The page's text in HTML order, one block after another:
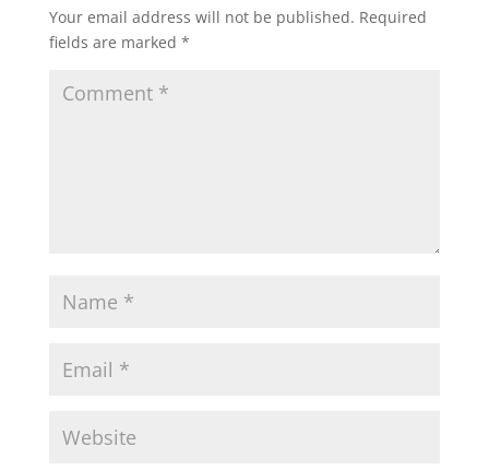
Your email address will not be published. Required
fields are marked *